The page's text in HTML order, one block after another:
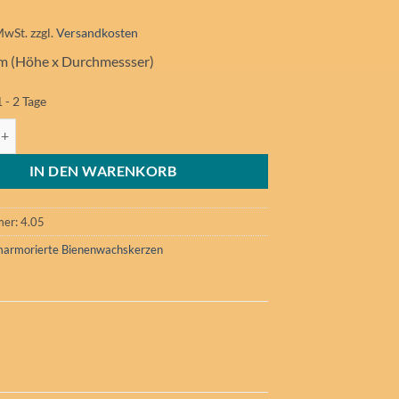
zzgl.Versandkosten
(Höhe x Durchmessser)
- 2 Tage
IN DEN WARENKORB
4.05
Bienenwachskerzen